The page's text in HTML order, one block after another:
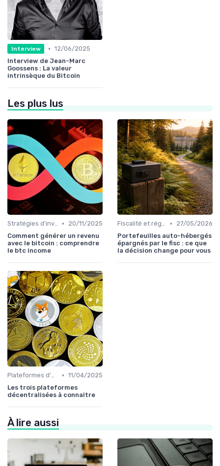
Interview • 12/06/2025
Interview de Jean-Marc
Goossens : La valeur
intrinsèque du Bitcoin
Les plus lus
Stratégies d'investissement •
20/11/2025
Comment générer un revenu
avec le bitcoin : comprendre
le btc income
Fiscalité et réglementation •
27/05/2026
Portefeuilles auto-hébergés
épargnés par le fisc : ce que
la décision change pour vous
Plateformes d'échange et portefeuilles • 11/04/2025
Les trois plateformes
décentralisées à connaître
À lire aussi